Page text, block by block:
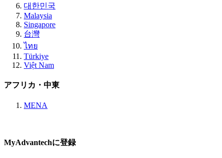
대한민국
Malaysia
Singapore
台灣
ไทย
Türkiye
Việt Nam
アフリカ・中東
MENA
MyAdvantechに登録